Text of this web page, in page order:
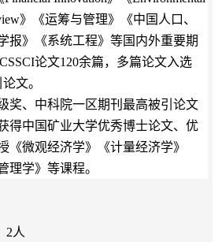
》《运筹与管理》《中国人口、
报》《系统工程》等国内外重要期
论文120余篇，多篇论文入选
文。
奖、中科院一区期刊最高被引论文
得中国矿业大学优秀博士论文、优
《微观经济学》《计量经济学》
理学》等课程。
2人